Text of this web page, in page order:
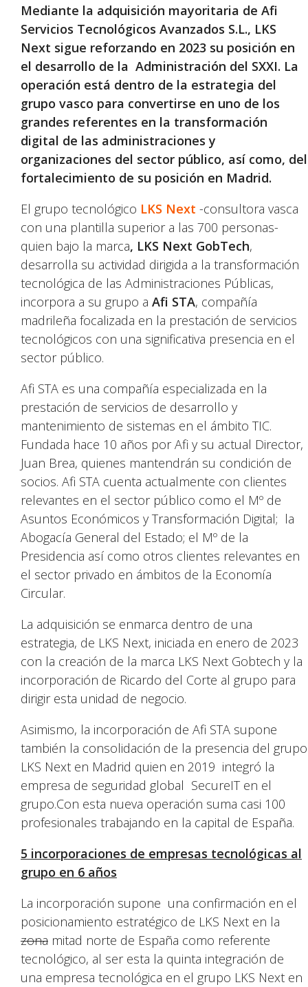
Mediante la adquisición mayoritaria de Afi
Servicios Tecnológicos Avanzados S.L., LKS
Next sigue reforzando en 2023 su posición en
el desarrollo de la Administración del SXXI. La
operación está dentro de la estrategia del
grupo vasco para convertirse en uno de los
grandes referentes en la transformación
digital de las administraciones y
organizaciones del sector público, así como, del
fortalecimiento de su posición en Madrid.
El grupo tecnológico LKS Next -consultora vasca
con una plantilla superior a las 700 personas-
quien bajo la marca, LKS Next GobTech,
desarrolla su actividad dirigida a la transformación
tecnológica de las Administraciones Públicas,
incorpora a su grupo a Afi STA, compañía
madrileña focalizada en la prestación de servicios
tecnológicos con una significativa presencia en el
sector público.
Afi STA es una compañía especializada en la
prestación de servicios de desarrollo y
mantenimiento de sistemas en el ámbito TIC.
Fundada hace 10 años por Afi y su actual Director,
Juan Brea, quienes mantendrán su condición de
socios. Afi STA cuenta actualmente con clientes
relevantes en el sector público como el Mº de
Asuntos Económicos y Transformación Digital; la
Abogacía General del Estado; el Mº de la
Presidencia así como otros clientes relevantes en
el sector privado en ámbitos de la Economía
Circular.
La adquisición se enmarca dentro de una
estrategia, de LKS Next, iniciada en enero de 2023
con la creación de la marca LKS Next Gobtech y la
incorporación de Ricardo del Corte al grupo para
dirigir esta unidad de negocio.
Asimismo, la incorporación de Afi STA supone
también la consolidación de la presencia del grupo
LKS Next en Madrid quien en 2019 integró la
empresa de seguridad global SecureIT en el
grupo.Con esta nueva operación suma casi 100
profesionales trabajando en la capital de España.
5 incorporaciones de empresas tecnológicas al
grupo en 6 años
La incorporación supone una confirmación en el
posicionamiento estratégico de LKS Next en la
zona mitad norte de España como referente
tecnológico, al ser esta la quinta integración de
una empresa tecnológica en el grupo LKS Next en